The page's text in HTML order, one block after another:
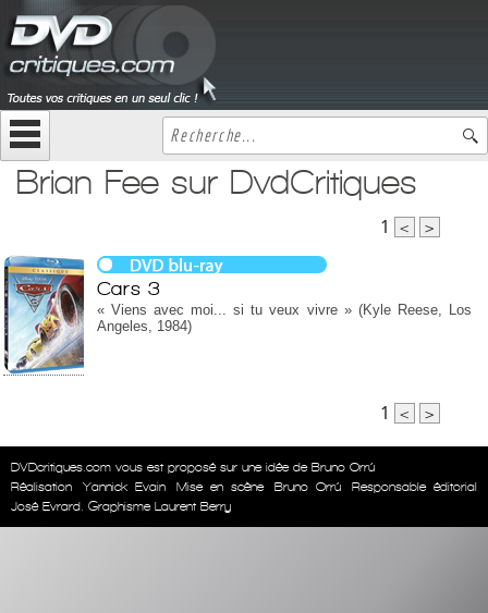
Brian Fee sur DvdCritiques
1 < >
Cars 3
« Viens avec moi... si tu veux vivre » (Kyle Reese, Los
Angeles, 1984)
1 < >
DVDcritiques.com vous est proposé sur une idée de Bruno Orrú
Réalisation
Yannick Evain Mise en scène Bruno Orrú
Responsable éditorial
José Evrard. Graphisme Laurent Berry